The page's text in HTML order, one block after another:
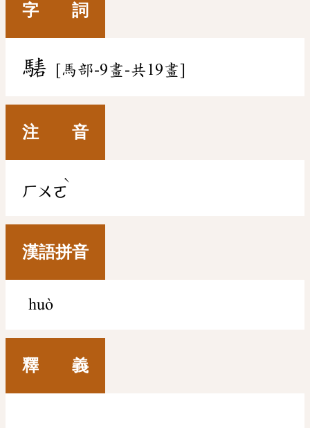
字 詞
騞 [馬部-9畫-共19畫]
注 音
ㄏㄨㄛ
ˋ
漢語拼音
huò
釋 義